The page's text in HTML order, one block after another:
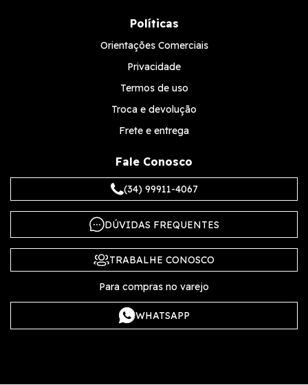
Políticas
Orientações Comerciais
Privacidade
Termos de uso
Troca e devolução
Frete e entrega
Fale Conosco
(34) 99911-4067
DÚVIDAS FREQUENTES
TRABALHE CONOSCO
Para compras no varejo
WHATSAPP